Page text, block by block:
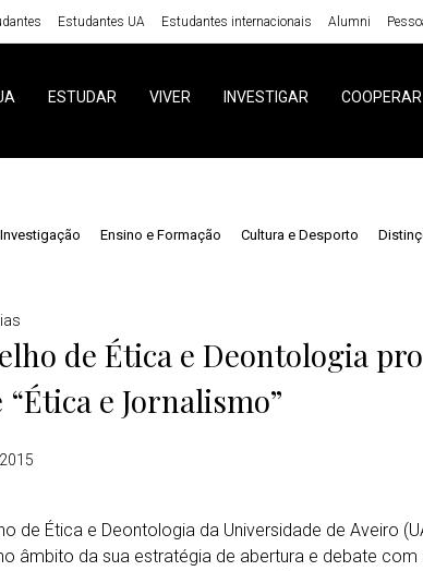
Estudantes UA Estudantes internacionais Alumni
ESTUDAR VIVER INVESTIGAR COOPERAR
Investigação Ensino e Formação Cultura e Desporto
de Ética e Deontologia
“Ética e Jornalismo”
de Ética e Deontologia da Universidade de Aveiro
âmbito da sua estratégia de abertura e debate